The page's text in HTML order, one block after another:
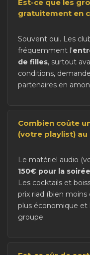
Est-ce que les
gratuitement en
Souvent oui. Les
fréquemment l'
de filles, surtout
conditions,
partenaires en
Combien coûte
(votre playlist) au
Le matériel audio
150€ pour la
Les cocktails et
prix riad (bien
plus économique et
groupe.